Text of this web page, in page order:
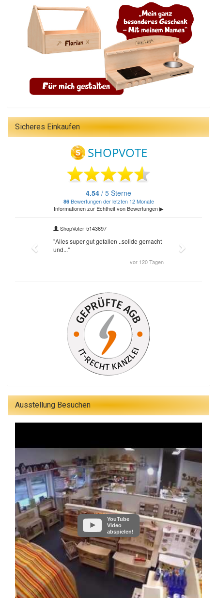
Sicheres Einkaufen
Ausstellung Besuchen
YouTube
Video
abspielen!